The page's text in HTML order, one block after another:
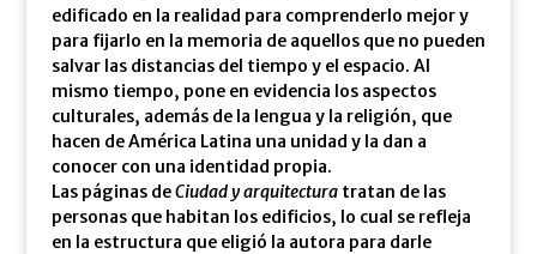
edificado en la realidad para comprenderlo mejor y
para fijarlo en la memoria de aquellos que no pueden
salvar las distancias del tiempo y el espacio. Al
mismo tiempo, pone en evidencia los aspectos
culturales, además de la lengua y la religión, que
hacen de América Latina una unidad y la dan a
conocer con una identidad propia.
Las páginas deCiudad y arquitecturatratan de las
personas que habitan los edificios, lo cual se refleja
en la estructura que eligió la autora para darle